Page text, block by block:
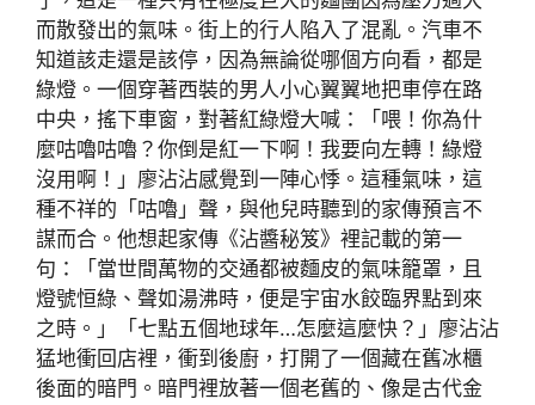
而散發出的氣味。街上的行人陷入了混亂。汽車不
知道該走還是該停，因為無論從哪個方向看，都是
綠燈。一個穿著西裝的男人小心翼翼地把車停在路
中央，搖下車窗，對著紅綠燈大喊：「喂！你為什
麼咕嚕咕嚕？你倒是紅一下啊！我要向左轉！綠燈
沒用啊！」廖沾沾感覺到一陣心悸。這種氣味，這
種不祥的「咕嚕」聲，與他兒時聽到的家傳預言不
謀而合。他想起家傳《沾醬秘笈》裡記載的第一
句：「當世間萬物的交通都被麵皮的氣味籠罩，且
燈號恒綠、聲如湯沸時，便是宇宙水餃臨界點到來
之時。」「七點五個地球年…怎麼這麼快？」廖沾沾
猛地衝回店裡，衝到後廚，打開了一個藏在舊冰櫃
後面的暗門。暗門裡放著一個老舊的、像是古代金